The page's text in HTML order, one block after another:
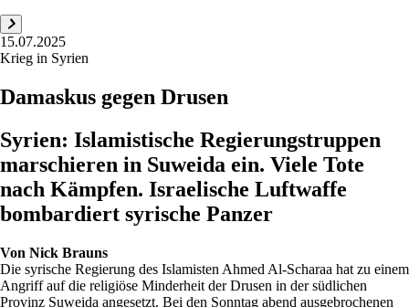
15.07.2025
Krieg in Syrien
Damaskus gegen Drusen
Syrien: Islamistische Regierungstruppen
marschieren in Suweida ein. Viele Tote
nach Kämpfen. Israelische Luftwaffe
bombardiert syrische Panzer
Von Nick Brauns
Die syrische Regierung des Islamisten Ahmed Al-Scharaa hat zu einem
Angriff auf die religiöse Minderheit der Drusen in der südlichen
Provinz Suweida angesetzt. Bei den Sonntag abend ausgebrochenen